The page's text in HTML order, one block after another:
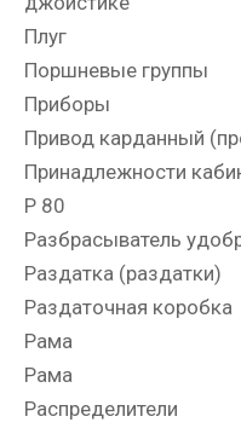
Плуг
Поршневые группы
Приборы
Привод карданный
Принадлежности
Р 80
Разбрасыватель
Раздатка (раздатки)
Раздаточная коробка
Рама
Рама
Распределители